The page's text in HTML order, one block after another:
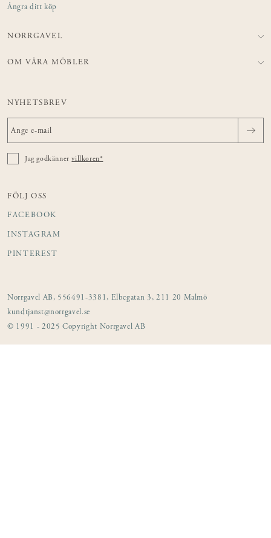
Ångra ditt köp
NORRGAVEL
OM VÅRA MÖBLER
NYHETSBREV
Jag godkännervillkoren*
FÖLJ OSS
FACEBOOK
INSTAGRAM
PINTEREST
Norrgavel AB, 556491-3381, Elbegatan 3, 211 20 Malmö
kundtjanst@norrgavel.se
© 1991 - 2025 Copyright Norrgavel AB